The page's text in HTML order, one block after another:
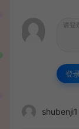
登
shubenji1